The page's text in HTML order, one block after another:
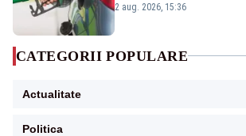
2 aug. 2026, 15:36
CATEGORII POPULARE
Actualitate
Politica